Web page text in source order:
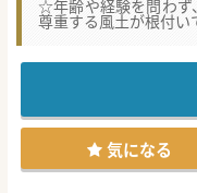
☆年齢や経験を問わず
尊重する風土が根付い
■高齢化が進む地域医
さらなる強化を図って
■多様化する内科系
経験を強く求めており
■ワークライフバラン
ャリア先をお探しの
【具体的な医療機関情
気になる